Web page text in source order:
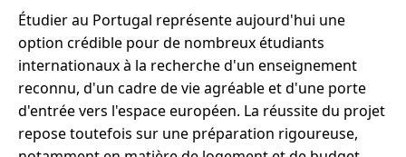
Étudier au Portugal représente aujourd'hui une
option crédible pour de nombreux étudiants
internationaux à la recherche d'un enseignement
reconnu, d'un cadre de vie agréable et d'une porte
d'entrée vers l'espace européen. La réussite du projet
repose toutefois sur une préparation rigoureuse,